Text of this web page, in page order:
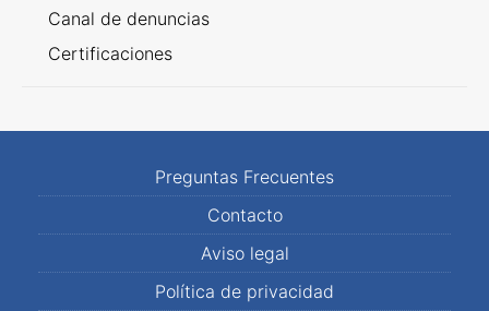
Canal de denuncias
Certificaciones
Preguntas Frecuentes
Contacto
Aviso legal
Política de privacidad